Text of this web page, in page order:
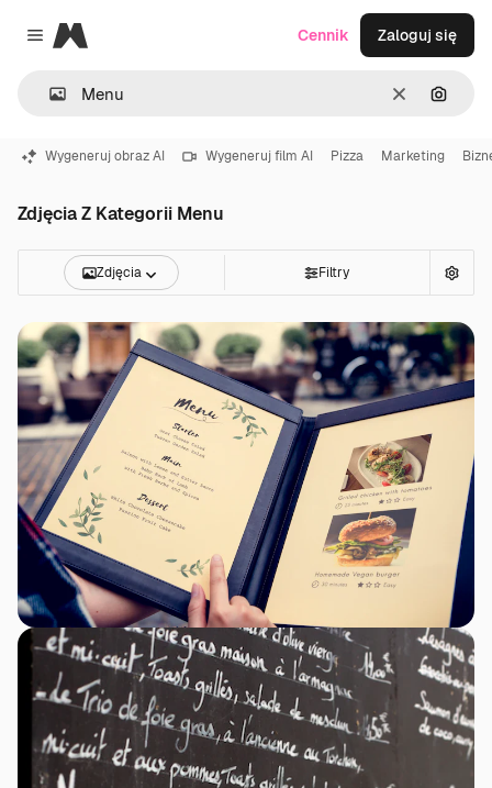
Close menu
Magnific
WyczyśćSzukaj
Cennik Zaloguj się
Wygeneruj obraz AI Wygeneruj film AI Pizza Marketing
Zdjęcia Z Kategorii Menu
Zdjęcia Filtry